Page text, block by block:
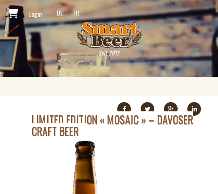
Login DE FR
Seit 2012
LIMITED EDITION « MOSAIC » – DAVOSER
CRAFT BEER